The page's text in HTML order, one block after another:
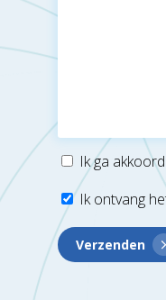
Ik ga
Ik ontvang